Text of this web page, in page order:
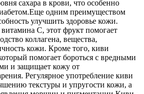
сахара в крови, что особенно
Еще одним преимуществом
улучшить здоровье кожи.
C, этот фрукт помогает
коллагена, вещества,
кожи. Кроме того, киви
помогает бороться с вредными
и защищает кожу от
Регулярное употребление киви
текстуры и упругости кожи, а